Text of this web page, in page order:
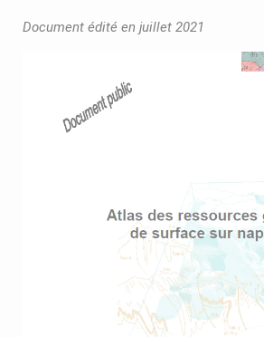
Document édité en juillet 2021